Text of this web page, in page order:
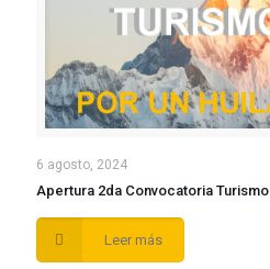
6 agosto, 2024
Apertura 2da Convocatoria Turismo
Leer más